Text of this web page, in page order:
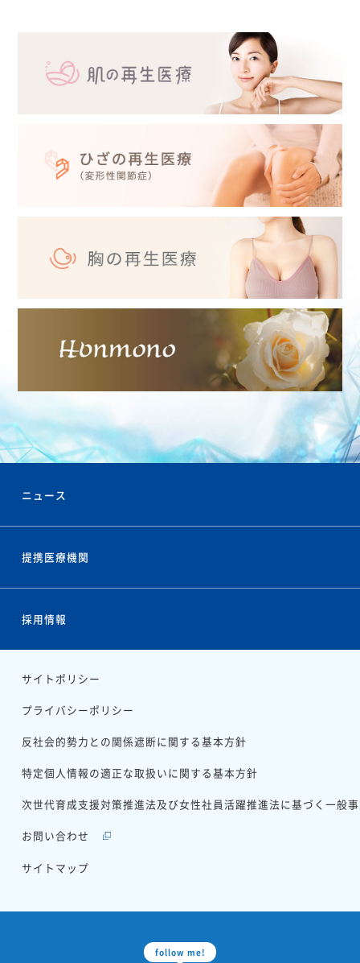
ニュース
提携医療機関
採用情報
サイトポリシー
プライバシーポリシー
反社会的勢力との関係遮断に関する基本方針
特定個人情報の適正な取扱いに関する基本方針
次世代育成支援対策推進法及び女性社員活躍推進法に基づく 一般
お問い合わせ
サイトマップ